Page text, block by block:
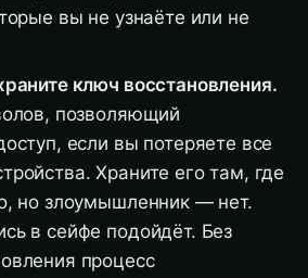
вы не узнаёте или не
ключ восстановления.
позволяющий
если вы потеряете все
Храните его там, где
но злоумышленник — нет.
в сейфе подойдёт. Без
процесс